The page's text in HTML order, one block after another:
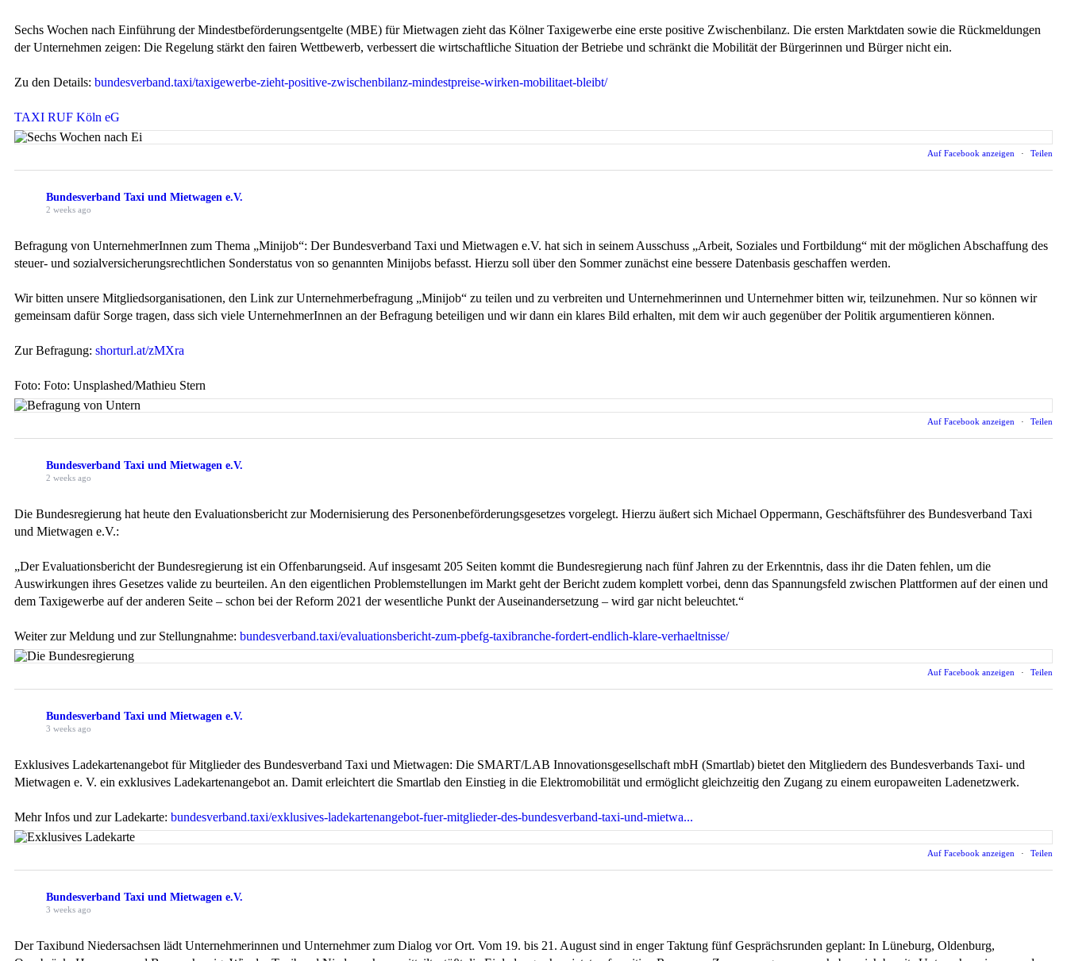
Sechs Wochen nach Einführung der Mindestbeförderungsentgelte (MBE) für Mietwagen zieht das Kölner Taxigewerbe eine erste positive Zwischenbilanz. Die ersten Marktdaten sowie die Rückmeldungen
der Unternehmen zeigen: Die Regelung stärkt den fairen Wettbewerb, verbessert die wirtschaftliche Situation der Betriebe und schränkt die Mobilität der Bürgerinnen und Bürger nicht ein.
Zu den Details: bundesverband.taxi/taxigewerbe-zieht-positive-zwischenbilanz-mindestpreise-wirken-mobilitaet-bleibt/
TAXI RUF Köln eG
Auf Facebook anzeigen · Teilen
Bundesverband Taxi und Mietwagen e.V.
2 weeks ago
Befragung von UnternehmerInnen zum Thema „Minijob“: Der Bundesverband Taxi und Mietwagen e.V. hat sich in seinem Ausschuss „Arbeit, Soziales und Fortbildung“ mit der möglichen Abschaffung des
steuer- und sozialversicherungsrechtlichen Sonderstatus von so genannten Minijobs befasst. Hierzu soll über den Sommer zunächst eine bessere Datenbasis geschaffen werden.
Wir bitten unsere Mitgliedsorganisationen, den Link zur Unternehmerbefragung „Minijob“ zu teilen und zu verbreiten und Unternehmerinnen und Unternehmer bitten wir, teilzunehmen. Nur so können wir
gemeinsam dafür Sorge tragen, dass sich viele UnternehmerInnen an der Befragung beteiligen und wir dann ein klares Bild erhalten, mit dem wir auch gegenüber der Politik argumentieren können.
Zur Befragung: shorturl.at/zMXra
Foto: Foto: Unsplashed/Mathieu Stern
Auf Facebook anzeigen · Teilen
Bundesverband Taxi und Mietwagen e.V.
2 weeks ago
Die Bundesregierung hat heute den Evaluationsbericht zur Modernisierung des Personenbeförderungsgesetzes vorgelegt. Hierzu äußert sich Michael Oppermann, Geschäftsführer des Bundesverband Taxi
und Mietwagen e.V.:
„Der Evaluationsbericht der Bundesregierung ist ein Offenbarungseid. Auf insgesamt 205 Seiten kommt die Bundesregierung nach fünf Jahren zu der Erkenntnis, dass ihr die Daten fehlen, um die
Auswirkungen ihres Gesetzes valide zu beurteilen. An den eigentlichen Problemstellungen im Markt geht der Bericht zudem komplett vorbei, denn das Spannungsfeld zwischen Plattformen auf der einen und
dem Taxigewerbe auf der anderen Seite – schon bei der Reform 2021 der wesentliche Punkt der Auseinandersetzung – wird gar nicht beleuchtet.“
Weiter zur Meldung und zur Stellungnahme: bundesverband.taxi/evaluationsbericht-zum-pbefg-taxibranche-fordert-endlich-klare-verhaeltnisse/
Auf Facebook anzeigen · Teilen
Bundesverband Taxi und Mietwagen e.V.
3 weeks ago
Exklusives Ladekartenangebot für Mitglieder des Bundesverband Taxi und Mietwagen: Die SMART/LAB Innovationsgesellschaft mbH (Smartlab) bietet den Mitgliedern des Bundesverbands Taxi- und
Mietwagen e. V. ein exklusives Ladekartenangebot an. Damit erleichtert die Smartlab den Einstieg in die Elektromobilität und ermöglicht gleichzeitig den Zugang zu einem europaweiten Ladenetzwerk.
Mehr Infos und zur Ladekarte: bundesverband.taxi/exklusives-ladekartenangebot-fuer-mitglieder-des-bundesverband-taxi-und-mietwa...
Auf Facebook anzeigen · Teilen
Bundesverband Taxi und Mietwagen e.V.
3 weeks ago
Der Taxibund Niedersachsen lädt Unternehmerinnen und Unternehmer zum Dialog vor Ort. Vom 19. bis 21. August sind in enger Taktung fünf Gesprächsrunden geplant: In Lüneburg, Oldenburg,